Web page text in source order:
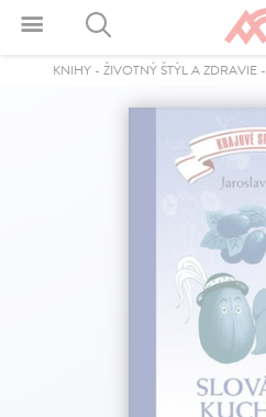
KNIHY- ŽIVOTNÝ ŠTÝL A ZDRAVIE-